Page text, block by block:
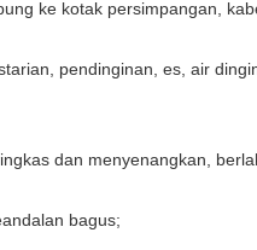
ke kotak persimpangan,
pendinginan, es, air
dan menyenangkan,
bagus;